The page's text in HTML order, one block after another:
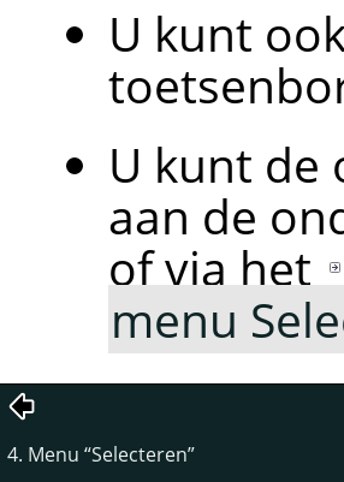
U kunt
U kunt de
aan de
of via het
menu
4. Menu “Selecteren”